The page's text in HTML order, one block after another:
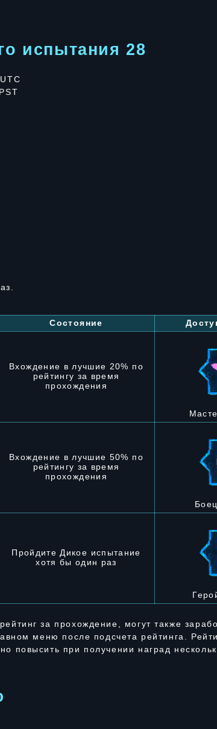
испытания 28
Состояние
Вхождение в лучшие 20% по
рейтингу за время
прохождения
Вхождение в лучшие 50% по
рейтингу за время
прохождения
Пройдите Дикое испытание
хотя бы один раз
за прохождение, могут также
меню после подсчета рейтинга.
повысить при получении наград